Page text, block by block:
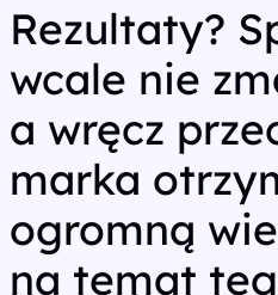
Rezultaty?
wcale nie
a wręcz
marka
ogromną
na temat